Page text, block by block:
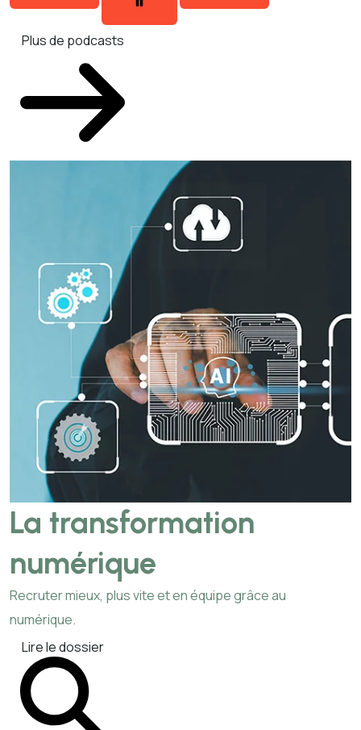
Plus de podcasts
La transformation
numérique
Recruter mieux, plus vite et en équipe grâce au
numérique.
Lire le dossier